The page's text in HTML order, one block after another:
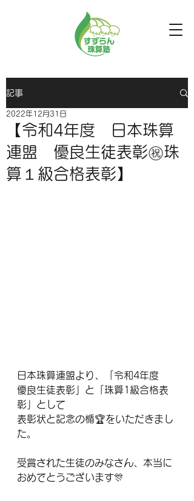
記事
【令和4年度 日本珠算
連盟 優良生徒表彰㊗️珠
算１級合格表彰】
2022年12月31日
日本珠算連盟より、「令和4年度
優良生徒表彰」と「珠算1級合格表
彰」として
表彰状と記念の楯🏆をいただきまし
た。
受賞された生徒のみなさん、本当に
おめでとうございます🎊